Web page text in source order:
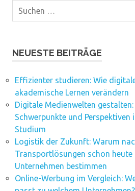
NEUESTE BEITRÄGE
Effizienter studieren: Wie
akademische Lernen verändern
Digitale Medienwelten gestalten:
Schwerpunkte und Perspektiven
Studium
Logistik der Zukunft: Warum
Transportlösungen schon
Unternehmen bestimmen
Online-Werbung im Vergleich: